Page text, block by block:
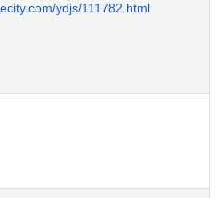
ydjs/111782.html